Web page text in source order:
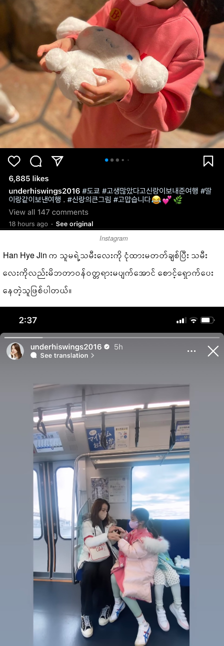
Instagram
Han Hye Jin က သူမရဲ့သမီးလေးကို ငုံထားမတတ်ချစ်ပြီး သမီး
လေးကိုလည်းမိဘတာဝန်ဝတ္တရားမပျက်အောင် စောင့်ရှောက်ပေး
နေတဲ့သူဖြစ်ပါတယ်။